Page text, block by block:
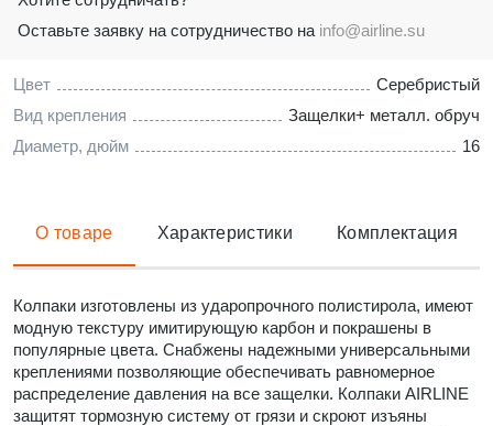
Цвет
Серебристый
Вид крепления
Защелки+ металл. обруч
Диаметр, дюйм
16
Оставьте заявку на сотрудничество на info@airline.su
О товаре Характеристики Комплектация
Колпаки изготовлены из ударопрочного полистирола, имеют
модную текстуру имитирующую карбон и покрашены в
популярные цвета. Снабжены надежными универсальными
креплениями позволяющие обеспечивать равномерное
распределение давления на все защелки. Колпаки AIRLINE
защитят тормозную систему от грязи и скроют изъяны